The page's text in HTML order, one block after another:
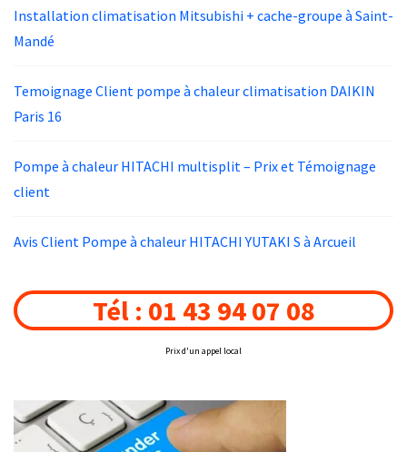
Installation climatisation Mitsubishi + cache-groupe à Saint-
Mandé
Temoignage Client pompe à chaleur climatisation DAIKIN
Paris 16
Pompe à chaleur HITACHI multisplit – Prix et Témoignage
client
Avis Client Pompe à chaleur HITACHI YUTAKI S à Arcueil
Tél : 01 43 94 07 08
Prix d'un appel local